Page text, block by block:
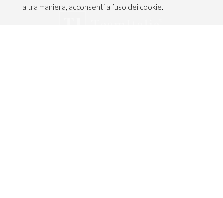
altra maniera, acconsenti all’uso dei cookie.